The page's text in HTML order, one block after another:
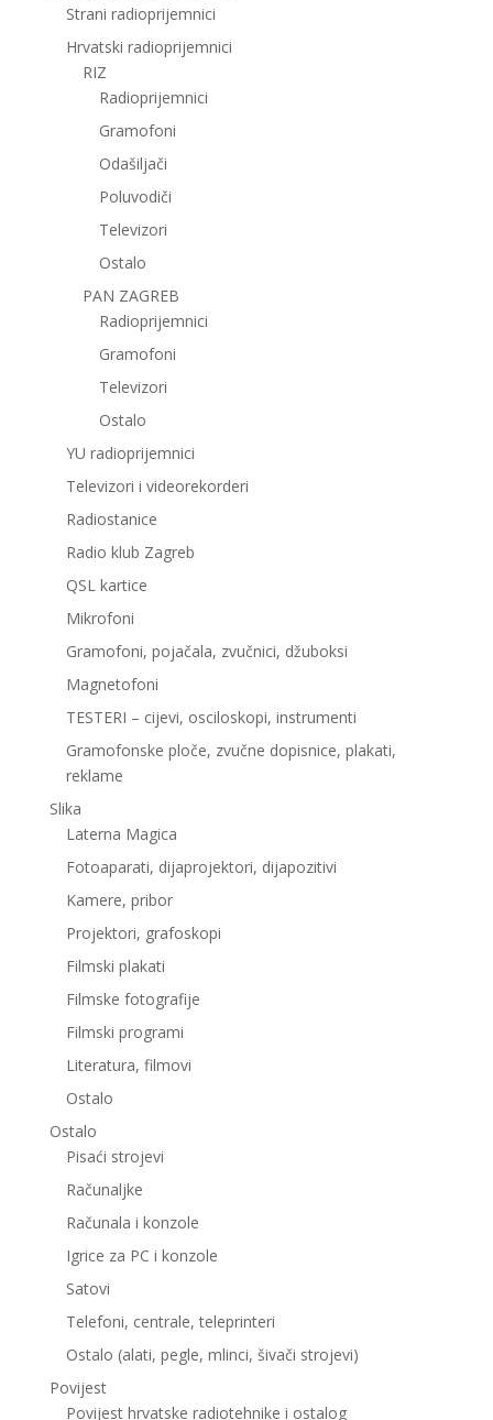
Strani radioprijemnici
Hrvatski radioprijemnici
RIZ
Radioprijemnici
Gramofoni
Odašiljači
Poluvodiči
Televizori
Ostalo
PAN ZAGREB
Radioprijemnici
Gramofoni
Televizori
Ostalo
YU radioprijemnici
Televizori i videorekorderi
Radiostanice
Radio klub Zagreb
QSL kartice
Mikrofoni
Gramofoni, pojačala, zvučnici, džuboksi
Magnetofoni
TESTERI – cijevi, osciloskopi, instrumenti
Gramofonske ploče, zvučne dopisnice, plakati,
reklame
Slika
Laterna Magica
Fotoaparati, dijaprojektori, dijapozitivi
Kamere, pribor
Projektori, grafoskopi
Filmski plakati
Filmske fotografije
Filmski programi
Literatura, filmovi
Ostalo
Ostalo
Pisaći strojevi
Računaljke
Računala i konzole
Igrice za PC i konzole
Satovi
Telefoni, centrale, teleprinteri
Ostalo (alati, pegle, mlinci, šivači strojevi)
Povijest
Povijest hrvatske radiotehnike i ostalog